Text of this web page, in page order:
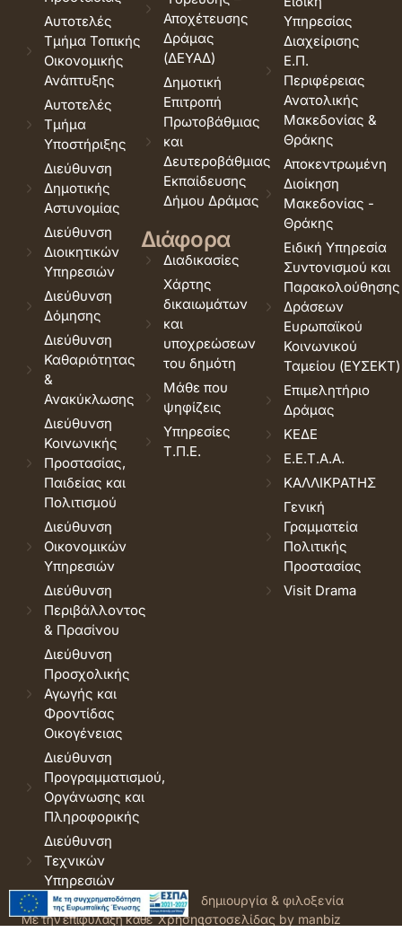
Αυτοτελές
Τμήμα Τοπικής
Οικονομικής
Ανάπτυξης
Αυτοτελές
Τμήμα
Υποστήριξης
Διεύθυνση
Δημοτικής
Αστυνομίας
Διεύθυνση
Διοικητικών
Υπηρεσιών
Διεύθυνση
Δόμησης
Διεύθυνση
Καθαριότητας
&
Ανακύκλωσης
Διεύθυνση
Κοινωνικής
Προστασίας,
Παιδείας και
Πολιτισμού
Διεύθυνση
Οικονομικών
Υπηρεσιών
Διεύθυνση
Περιβάλλοντος
& Πρασίνου
Διεύθυνση
Προσχολικής
Αγωγής και
Φροντίδας
Οικογένειας
Διεύθυνση
Προγραμματισμού,
Οργάνωσης και
Πληροφορικής
Διεύθυνση
Τεχνικών
Υπηρεσιών
Αποχέτευσης
Δράμας
(ΔΕΥΑΔ)
Δημοτική
Επιτροπή
Πρωτοβάθμιας
και
Δευτεροβάθμιας
Εκπαίδευσης
Δήμου Δράμας
Διάφορα
Διαδικασίες
Χάρτης
δικαιωμάτων
και
υποχρεώσεων
του δημότη
Μάθε που
ψηφίζεις
Υπηρεσίες
Τ.Π.Ε.
Υπηρεσίας
Διαχείρισης
Ε.Π.
Περιφέρειας
Ανατολικής
Μακεδονίας &
Θράκης
Αποκεντρωμένη
Διοίκηση
Μακεδονίας -
Θράκης
Ειδική Υπηρεσία
Συντονισμού και
Παρακολούθησης
Δράσεων
Ευρωπαϊκού
Κοινωνικού
Ταμείου (ΕΥΣΕΚΤ)
Επιμελητήριο
Δράμας
ΚΕΔΕ
Ε.Ε.Τ.Α.Α.
ΚΑΛΛΙΚΡΑΤΗΣ
Γενική
Γραμματεία
Πολιτικής
Προστασίας
Visit Drama
© 2026 Δήμος Δράμας.
Με την επιφύλαξη κάθε
Όροι
Χρήσης
δημιουργία & φιλοξενία
ιστοσελίδας by manbiz